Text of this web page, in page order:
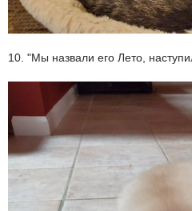
10. "Мы назвали его Лето,